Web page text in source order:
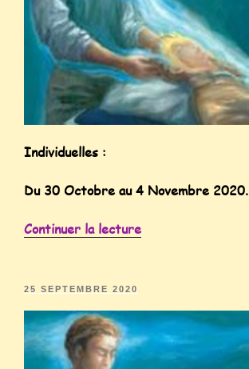
Individuelles :
Du 30 Octobre au 4 Novembre 2020.
Continuer la lecture
25 SEPTEMBRE 2020